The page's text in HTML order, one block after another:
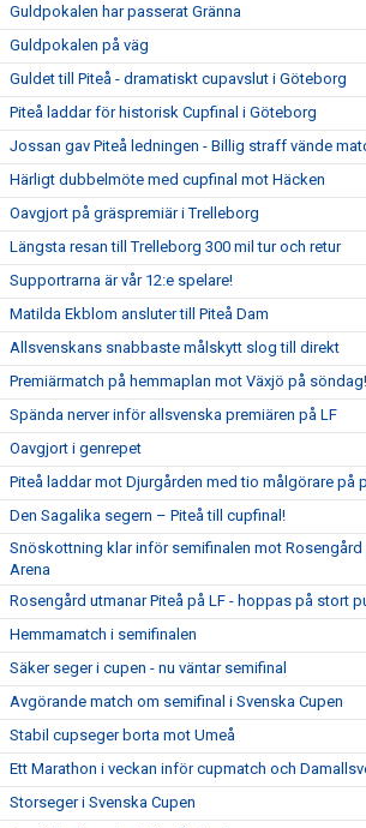
Guldpokalen har passerat Gränna
Guldpokalen på väg
Guldet till Piteå - dramatiskt cupavslut i Göteborg
Piteå laddar för historisk Cupfinal i Göteborg
Jossan gav Piteå ledningen - Billig straff vände
Härligt dubbelmöte med cupfinal mot Häcken
Oavgjort på gräspremiär i Trelleborg
Längsta resan till Trelleborg 300 mil tur och retur
Supportrarna är vår 12:e spelare!
Matilda Ekblom ansluter till Piteå Dam
Allsvenskans snabbaste målskytt slog till direkt
Premiärmatch på hemmaplan mot Växjö på söndag!
Spända nerver inför allsvenska premiären på LF
Oavgjort i genrepet
Piteå laddar mot Djurgården med tio målgörare på
Den Sagalika segern – Piteå till cupfinal!
Snöskottning klar inför semifinalen mot Rosengård
Arena
Rosengård utmanar Piteå på LF - hoppas på stort
Hemmamatch i semifinalen
Säker seger i cupen - nu väntar semifinal
Avgörande match om semifinal i Svenska Cupen
Stabil cupseger borta mot Umeå
Ett Marathon i veckan inför cupmatch och
Storseger i Svenska Cupen